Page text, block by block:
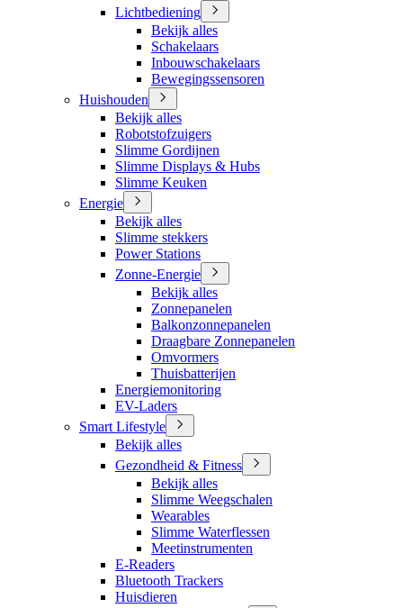
Lichtbediening
Bekijk alles
Schakelaars
Inbouwschakelaars
Bewegingssensoren
Huishouden
Bekijk alles
Robotstofzuigers
Slimme Gordijnen
Slimme Displays & Hubs
Slimme Keuken
Energie
Bekijk alles
Slimme stekkers
Power Stations
Zonne-Energie
Bekijk alles
Zonnepanelen
Balkonzonnepanelen
Draagbare Zonnepanelen
Omvormers
Thuisbatterijen
Energiemonitoring
EV-Laders
Smart Lifestyle
Bekijk alles
Gezondheid & Fitness
Bekijk alles
Slimme Weegschalen
Wearables
Slimme Waterflessen
Meetinstrumenten
E-Readers
Bluetooth Trackers
Huisdieren